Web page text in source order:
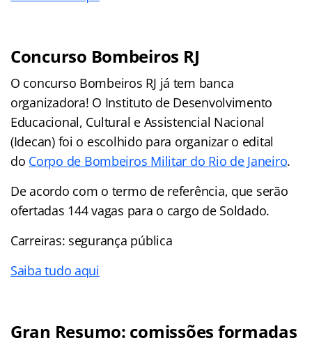
Concurso Bombeiros RJ
O concurso Bombeiros RJ já tem banca
organizadora! O Instituto de Desenvolvimento
Educacional, Cultural e Assistencial Nacional
(Idecan) foi o escolhido para organizar o edital
do Corpo de Bombeiros Militar do Rio de Janeiro.
De acordo com o termo de referência, que serão
ofertadas 144 vagas para o cargo de Soldado.
Carreiras: segurança pública
Saiba tudo aqui
Gran Resumo: comissões formadas